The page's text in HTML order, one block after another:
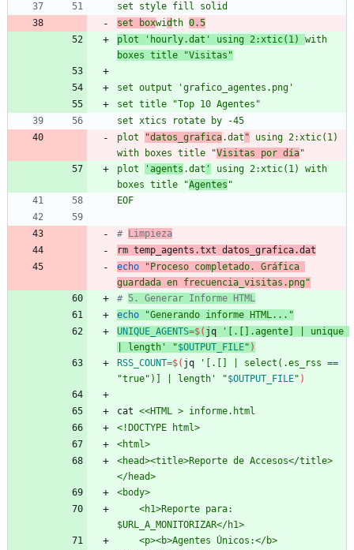
set style fill solid
set boxwidth 0.5
plot 'hourly.dat' using 2:xtic(1)
boxes title "Visitas"
set output 'grafico_agentes.png'
set title "Top 10 Agentes"
set xtics rotate by -45
plot
"datos_grafica.dat " using 2:xtic(1)
with boxes title "Visitas por día"
plot
'agents .dat '
using 2:xtic(1) with
boxes title "Agentes "
EOF
# Limpieza
rm temp_agents.txt datos_grafica.dat
echo
"Proceso completado. Gráfica
guardada en frecuencia_visitas.png"
# 5. Generar Informe HTML
echo
"Generando informe HTML..."
UNIQUE_AGENTS=$( jq
'[.[].agente] | unique
| length'
"$OUTPUT_FILE" )
RSS_COUNT=$( jq
'[.[] | select(.es_rss ==
"true")] | length'
"$OUTPUT_FILE" )
cat <<HTML > informe.html
<!DOCTYPE html>
<html>
<head><title>Reporte de Accesos</title>
</head>
<body>
$URL_A_MONITORIZAR</h1>